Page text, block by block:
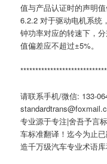
值与产品认证时的声明值
6.2.2 对于驱动电机系统
钟功率对应的转速下，
值偏差应不超过±5%。
请联系手机/微信: 133-
专业源于专注|舍吾予言
车标准翻译！迄今为止
造千万级汽车专业术语库